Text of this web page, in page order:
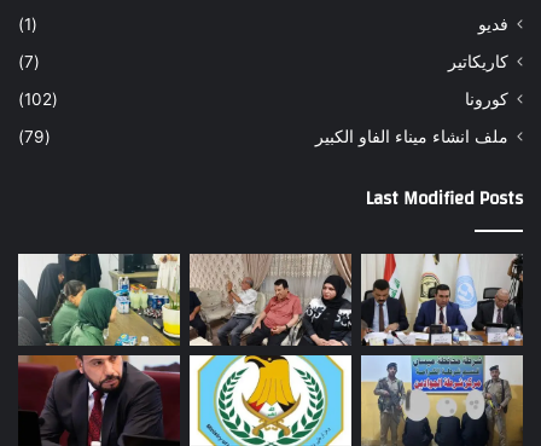
فديو
(1)
كاريكاتير
(7)
كورونا
(102)
ملف انشاء ميناء الفاو الكبير
(79)
Last Modified Posts